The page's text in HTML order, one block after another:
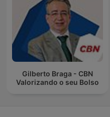
Gilberto Braga - CBN
Valorizando o seu Bolso